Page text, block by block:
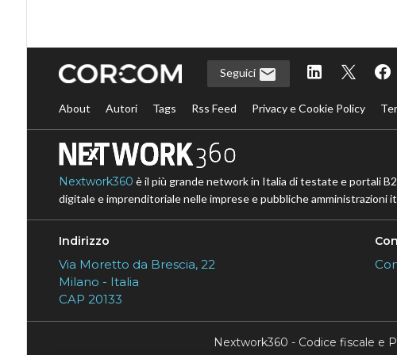
Seguici
About Autori Tags Rss Feed Privacy e Cookie Policy
Nextwork360 è il più grande network in Italia di testate e portali
digitale e imprenditoriale nelle imprese e pubbliche amministrazioni
Indirizzo
Via Moretto da Brescia, 22
Milano - Italia
CAP 20133
Nextwork360 - Codice fiscale e